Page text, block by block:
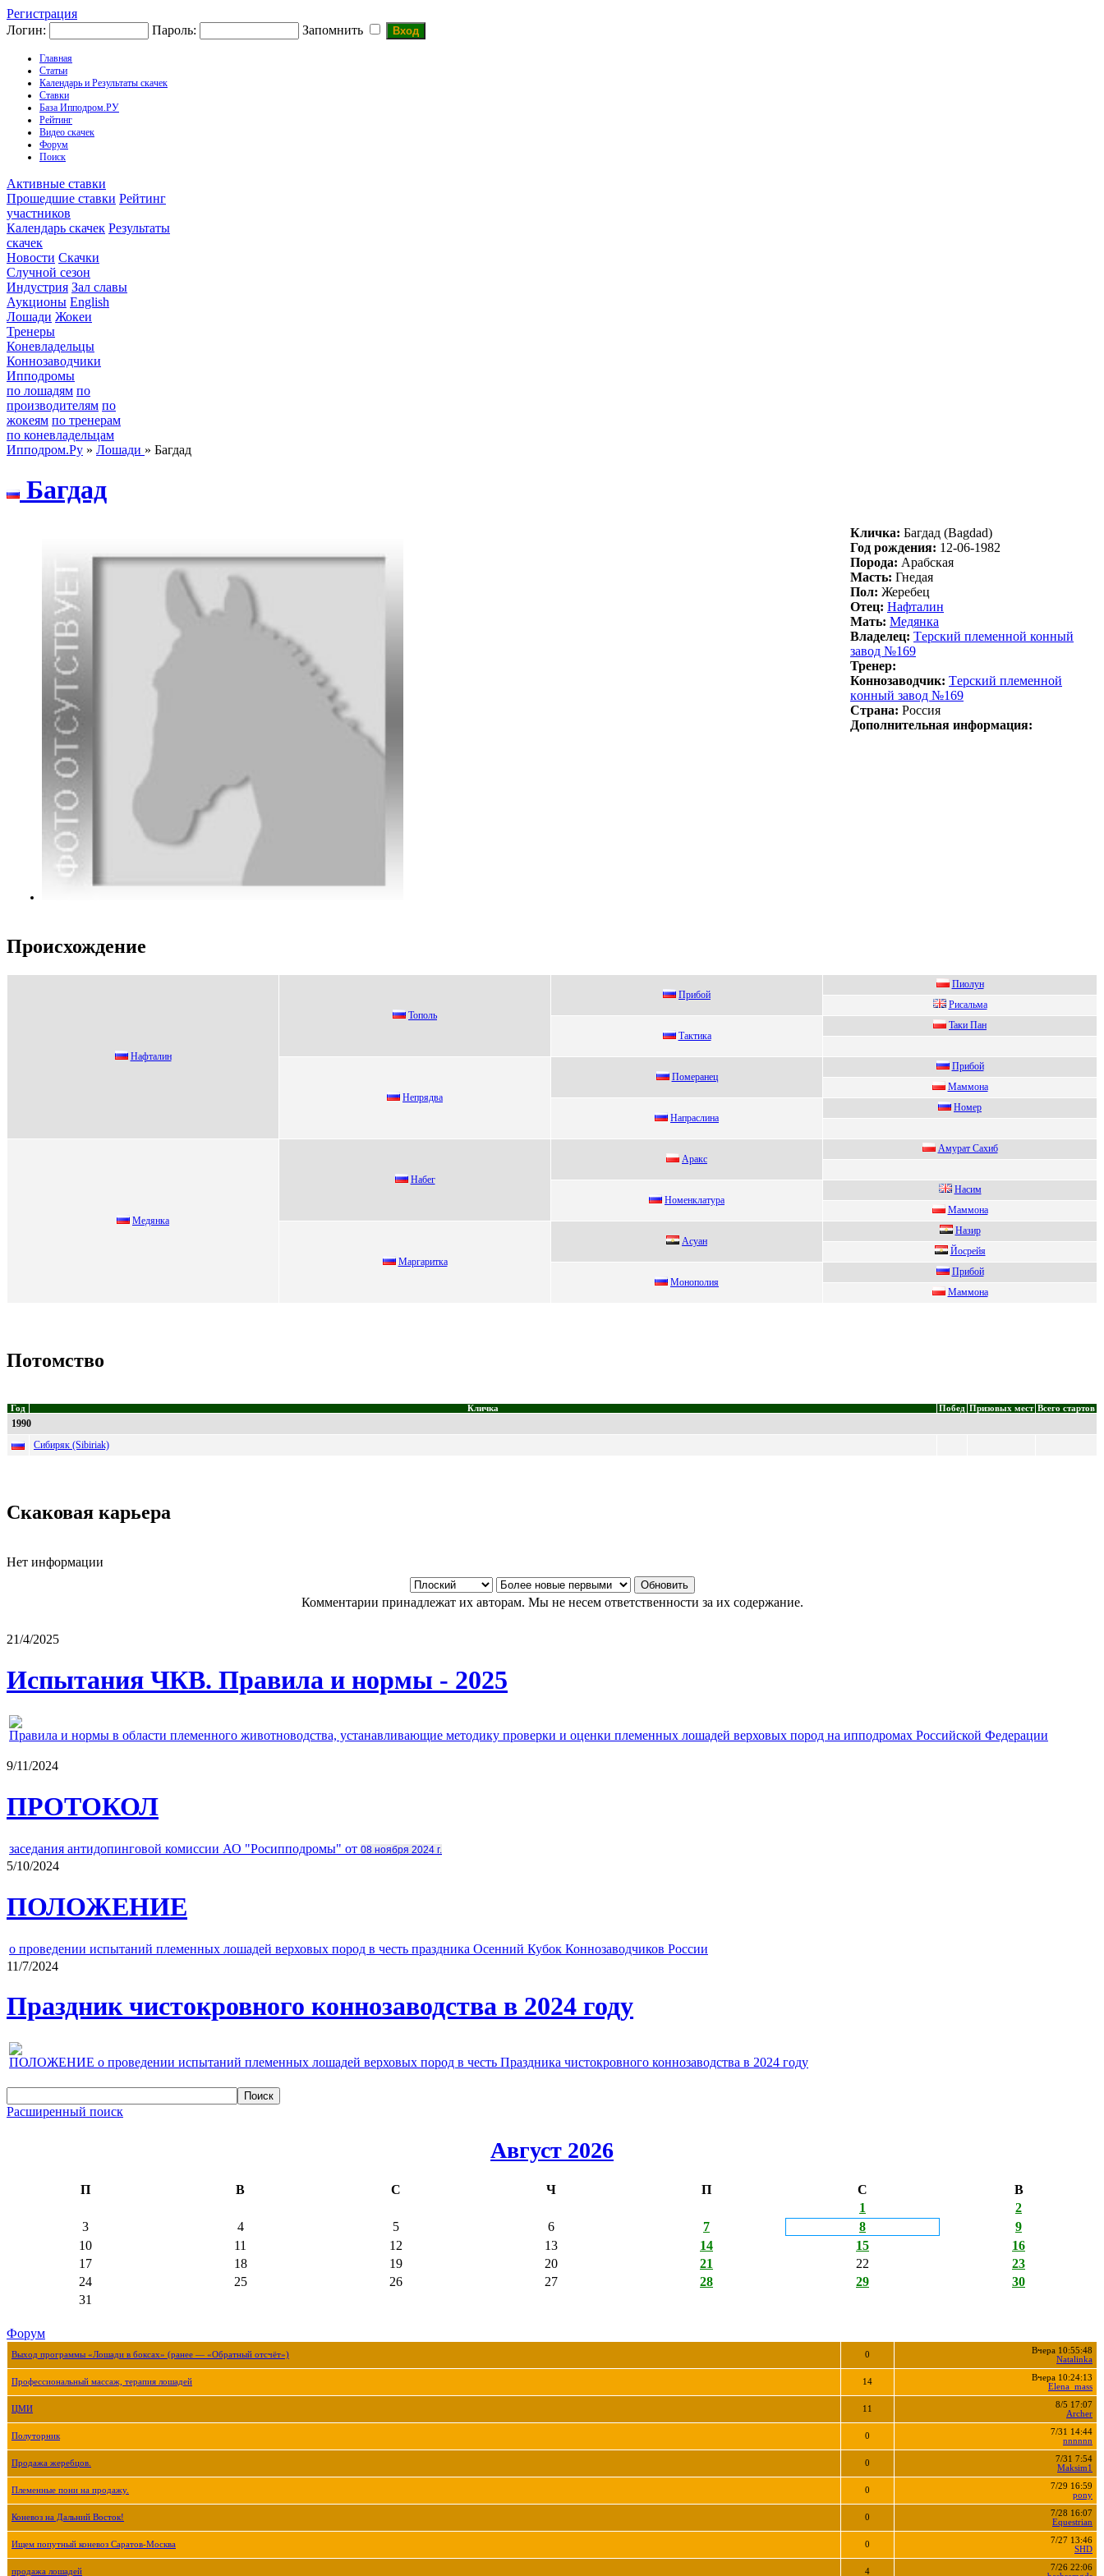
Регистрация
Логин:
Пароль: Запомнить
Главная
Статьи
Календарь и Результаты скачек
Ставки
База Ипподром.РУ
Рейтинг
Видео скачек
Форум
Поиск
Активные ставки
Прошедшие ставки Рейтинг
участников
Календарь скачек Результаты
скачек
Новости Скачки
Случной сезон
Индустрия Зал славы
Аукционы English
Лошади Жокеи
Тренеры
Коневладельцы
Коннозаводчики
Ипподромы
по лошадям по
производителям по
жокеям по тренерам
по коневладельцам
Ипподром.Ру » Лошади » Багдад
Бaгдaд
Кличка: Бaгдaд (Bagdad)
Год рождения: 12-06-1982
Порода: Арабская
Масть: Гнедая
Пол: Жеребец
Отец: Hафталин
Мать: Meдянкa
Владелец: Тeрcкий плeмeнной конный
зaвод №169
Тренер:
Коннозаводчик: Тeрcкий плeмeннoй
кoнный завoд №169
Страна: Россия
Дополнительная информация:
Происхождение
Hафталин
Toпoль
Пpибoй
Пиoлун
Рисaльмa
Tактика
Taки Пaн
Heпpядва
Помepанeц
Прибой
Мaммонa
Haпpacлинa
Hомep
Meдянкa
Набег
Арaкс
Амуpaт Сaxиб
Hoменклатура
Наcим
Мaммонa
Maргaриткa
Асуан
Назир
Йoсpeйя
Moнoпoлия
Пpибoй
Maммoнa
Потомство
Год Кличка Побед Призовых мест Всего стартов
1990
Сибиряк (Sibiriak)
Скаковая карьера
Нет информации
Комментарии принадлежат их авторам. Мы не несем ответственности за их содержание.
21/4/2025
Испытания ЧКВ. Правила и нормы - 2025
Правила и нормы в области племенного животноводства, устанавливающие методику проверки и оценки племенных лошадей верховых пород на ипподромах Российской Федерации
9/11/2024
ПРОТОКОЛ
заседания антидопинговой комиссии АО "Росипподромы" от 08 ноября 2024 г.
5/10/2024
ПОЛОЖЕНИЕ
о проведении испытаний племенных лошадей верховых пород в честь праздника Осенний Кубок Коннозаводчиков России
11/7/2024
Праздник чистокровного коннозаводства в 2024 году
ПОЛОЖЕНИЕ о проведении испытаний племенных лошадей верховых пород в честь Праздника чистокровного коннозаводства в 2024 году
Расширенный поиск
Август 2026
П В С Ч П С
В
1
2
3
4 5 6 7 8
9
10
11 12 13 14 15
16
17
18 19 20 21 22
23
24
25 26 27 28 29
30
31
Форум
Выход программы «Лошади в боксах» (ранее — «Обратный отсчёт») 0
Вчера 10:55:48
Natalinka
Профессиональный массаж, терапия лошадей 14
Вчера 10:24:13
Elena_mass
ЦМИ 11
8/5 17:07
Archer
Полуторник 0
7/31 14:44
nnnnnn
Продажа жеребцов. 0
7/31 7:54
Maksim1
Племенные пони на продажу. 0
7/29 16:59
pony
Коневоз на Дальний Восток! 0
7/28 16:07
Equestrian
Ищем попутный коневоз Саратов-Москва 0
7/27 13:46
SHD
продажа лошадей 4
7/26 22:06